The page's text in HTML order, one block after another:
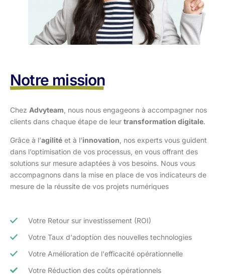
Notre mission
Chez Advyteam , nous nous engageons à accompagner nos
clients dans chaque étape de leur transformation digitale.
Grâce à l’agilité et à l’innovation , nos experts vous guident
dans l’optimisation de vos processus, en vous offrant des
solutions sur mesure adaptées à vos besoins. Nous vous
accompagnons dans la mise en place de vos indicateurs de
mesure de la réussite de vos projets numériques
Votre Retour sur investissement (ROI)
Votre Taux d'adoption des nouvelles technologies
Votre Amélioration de l'efficacité opérationnelle
Votre Réduction des coûts opérationnels